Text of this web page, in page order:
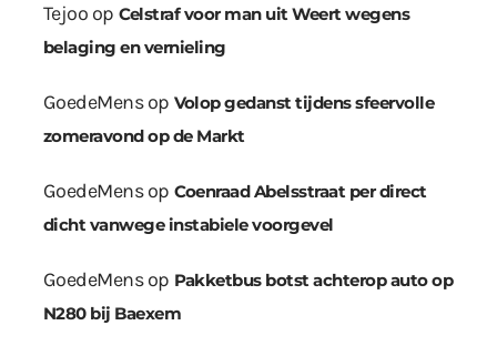
Tejoo op Celstraf voor man uit Weert wegens
belaging en vernieling
GoedeMensop Volop gedanst tijdens sfeervolle
zomeravond op de Markt
GoedeMensop Coenraad Abelsstraat per direct
dicht vanwege instabiele voorgevel
GoedeMensop Pakketbus botst achterop auto op
N280 bij Baexem